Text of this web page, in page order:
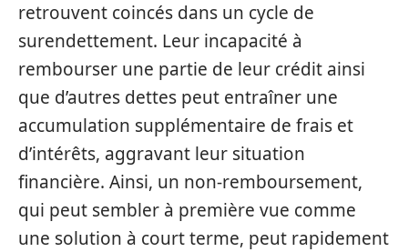
retrouvent coincés dans un cycle de
surendettement. Leur incapacité à
rembourser une partie de leur crédit ainsi
que d’autres dettes peut entraîner une
accumulation supplémentaire de frais et
d’intérêts, aggravant leur situation
financière. Ainsi, un non-remboursement,
qui peut sembler à première vue comme
une solution à court terme, peut rapidement